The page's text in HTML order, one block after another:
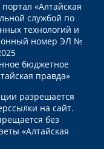
«Алтайская
службой по
технологий и
номер ЭЛ №
бюджетное
правда»
разрешается
на сайт.
без
«Алтайская